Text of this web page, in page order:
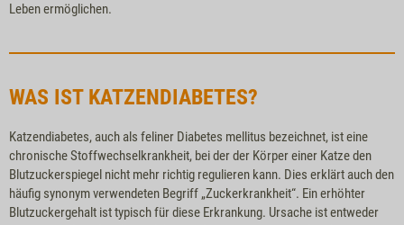
Leben ermöglichen.
WAS IST KATZENDIABETES?
Katzendiabetes, auch als feliner Diabetes mellitus bezeichnet, ist eine
chronische Stoffwechselkrankheit, bei der der Körper einer Katze den
Blutzuckerspiegel nicht mehr richtig regulieren kann. Dies erklärt auch den
häufig synonym verwendeten Begriff „Zuckerkrankheit“. Ein erhöhter
Blutzuckergehalt ist typisch für diese Erkrankung. Ursache ist entweder